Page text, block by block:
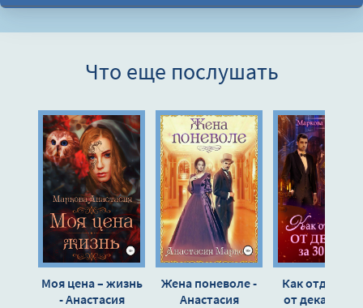
08_Я, ты и дракон
10_Я, ты и дракон
11_Я, ты и дракон
12_Я, ты и дракон
13_Я, ты и дракон
14_Я, ты и дракон
15_Я, ты и дракон
16_Эпилог
Что еще послушать
Моя цена – жизнь
- Анастасия
Жена поневоле -
Анастасия
Как
от декана за